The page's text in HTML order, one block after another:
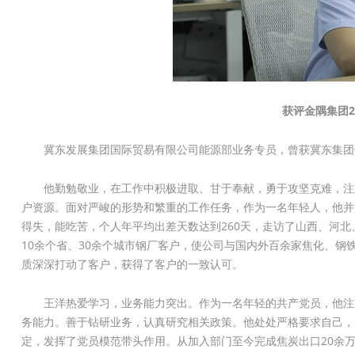
获评金隅集团
冀东发展集团国际贸易有限公司能源部业务专员，曾获冀东集
他勤勉敬业，在工作中积极进取、甘于奉献，勇于攻坚克难，
户资源。面对严峻的形势和繁重的工作任务，作为一名年轻人，他
得失，能吃苦，个人年平均出差天数达到260天，走访了山西、河
10余个省、30余个城市钢厂客户，使公司与国内外百余家焦化、
质深深打动了客户，获得了客户的一致认可。
王洋热爱学习，业务能力突出。作为一名年轻的共产党员，他
务能力。善于钻研业务，认真研究相关政策。他处处严格要求自己
定，发挥了党员模范带头作用。从加入部门至今完成焦炭出口20